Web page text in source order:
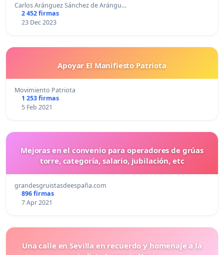
Carlos Aránguez Sánchez de Arángu…
2 452 firmas
23 Dec 2023
Apoyar El Manifiesto Patriota
Movimiento Patriota
1 253 firmas
5 Feb 2021
Mejoras en el convenio para operadores de grúas
torre, categoría, salario, jubilación, etc
grandesgruistasdeespaña.com
896 firmas
7 Apr 2021
Una calle en Sevilla en recuerdo y homenaje a la